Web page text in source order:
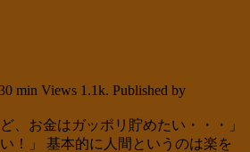
min Views 1.1k. Published by
、お金はガッポリ貯めたい・・・」
！」 基本的に人間というのは楽を